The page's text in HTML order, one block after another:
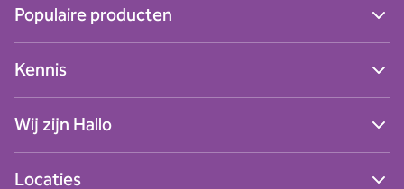
Populaire producten
Digitale werkplek
Cybersecurity
Zakelijk internet
Netwerken
Zakelijk mobiel
Zakelijke telefonie
Kennis
Nieuws
Succesverhalen
Webinars
Wij zijn Hallo
Over ons
Locaties